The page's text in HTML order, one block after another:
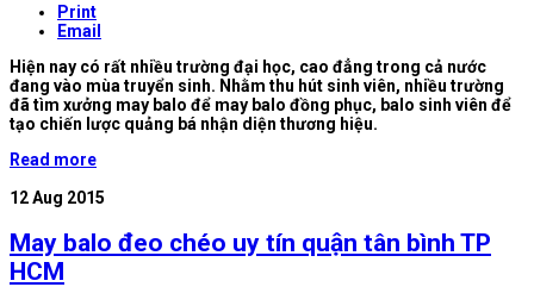
Print
Email
Hiện nay có rất nhiều trường đại học, cao đẳng trong cả nước
đang vào mùa truyển sinh. Nhằm thu hút sinh viên, nhiều trường
đã tìm xưởng may balo để may balo đồng phục, balo sinh viên để
tạo chiến lược quảng bá nhận diện thương hiệu.
Read more
12Aug 2015
May balo đeo chéo uy tín quận tân bình TP
HCM